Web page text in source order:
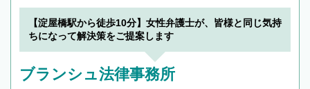
19時以降TEL可の条件
を加えて再検索
【淀屋橋駅から徒歩10分】女性弁護士が、皆様と同じ気持
ちになって解決策をご提案します
ブランシュ法律事務所